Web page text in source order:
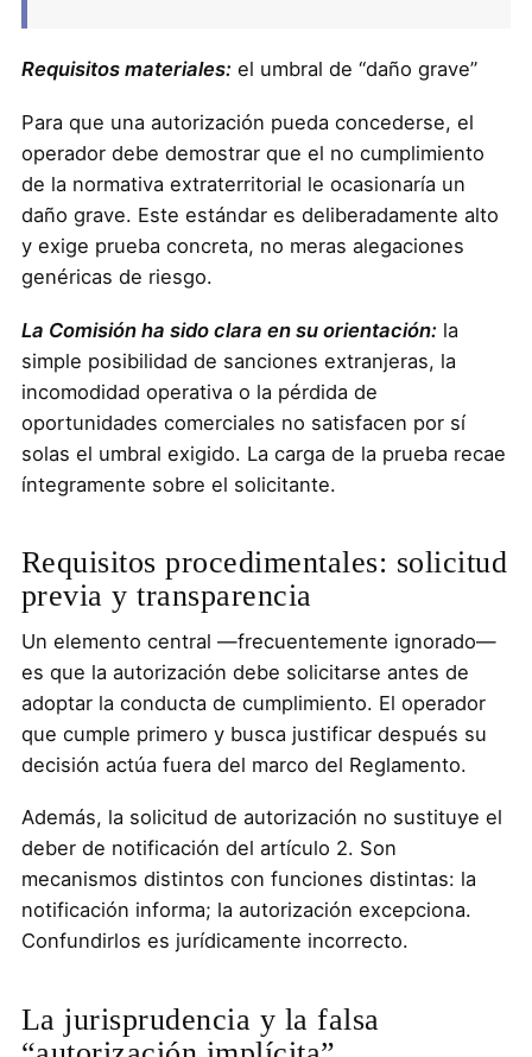
Requisitos materiales: el umbral de “daño grave”
Para que una autorización pueda concederse, el
operador debe demostrar que el no cumplimiento
de la normativa extraterritorial le ocasionaría un
daño grave. Este estándar es deliberadamente alto
y exige prueba concreta, no meras alegaciones
genéricas de riesgo.
La Comisión ha sido clara en su orientación: la
simple posibilidad de sanciones extranjeras, la
incomodidad operativa o la pérdida de
oportunidades comerciales no satisfacen por sí
solas el umbral exigido. La carga de la prueba recae
íntegramente sobre el solicitante.
Requisitos procedimentales: solicitud
previa y transparencia
Un elemento central —frecuentemente ignorado—
es que la autorización debe solicitarse antes de
adoptar la conducta de cumplimiento. El operador
que cumple primero y busca justificar después su
decisión actúa fuera del marco del Reglamento.
Además, la solicitud de autorización no sustituye el
deber de notificación del artículo 2. Son
mecanismos distintos con funciones distintas: la
notificación informa; la autorización excepciona.
Confundirlos es jurídicamente incorrecto.
La jurisprudencia y la falsa